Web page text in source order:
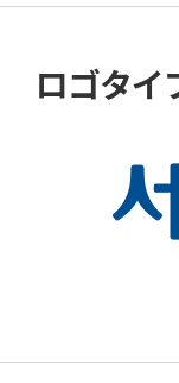
ロゴタイ